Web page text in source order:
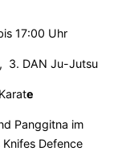
Uhr
DAN Ju-Jutsu
e
Panggitna im
Defence